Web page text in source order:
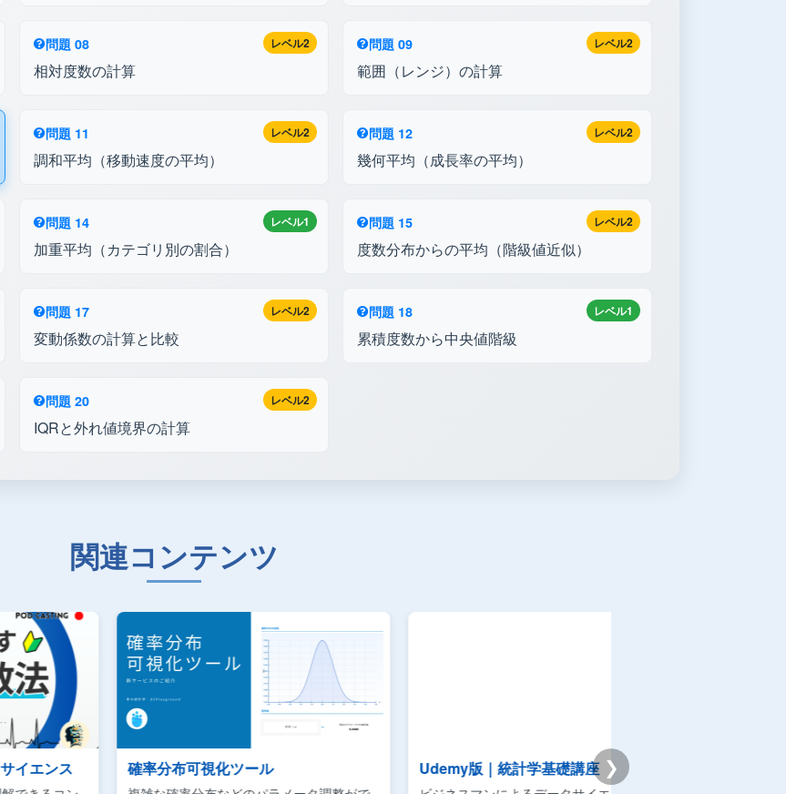
レベル2
問題 08
相対度数の計算
レベル2
問題 09
範囲（レンジ）の計算
レベル2
問題 11
調和平均（移動速度の平均）
レベル2
問題 12
幾何平均（成長率の平均）
レベル1
問題 14
加重平均（カテゴリ別の割合）
レベル2
問題 15
度数分布からの平均（階級値近似）
レベル2
問題 17
変動係数の計算と比較
レベル1
問題 18
累積度数から中央値階級
レベル2
問題 20
IQRと外れ値境界の計算
関連コンテンツ
❯
確率分布可視化ツール Udemy版｜統計学基礎講座